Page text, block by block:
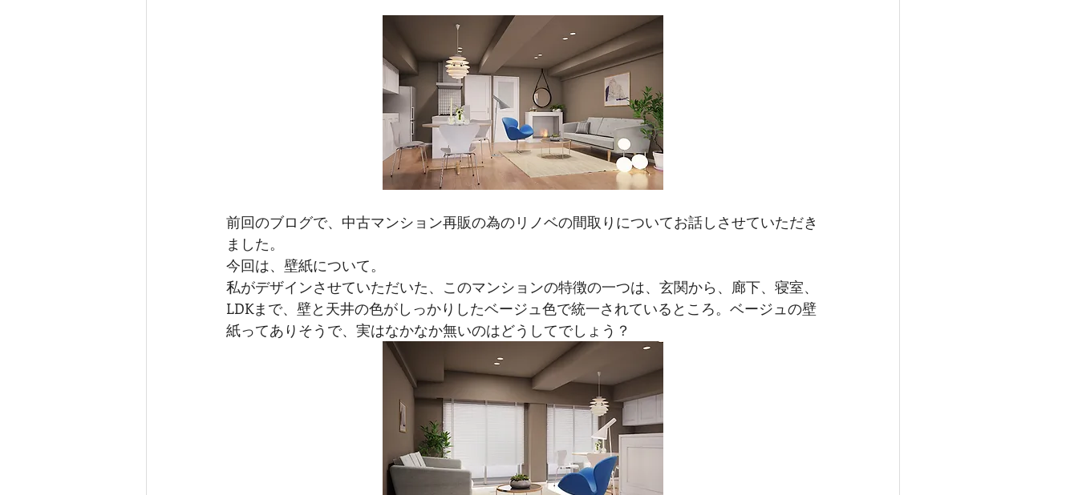
オーダーキッチン 建築
前回のブログで、中古マンション再販の為のリノベの間取りについてお話しさせていただき
ました。
今回は、壁紙について。
私がデザインさせていただいた、このマンションの特徴の一つは、玄関から、廊下、寝室、
LDKまで、壁と天井の色がしっかりしたベージュ色で統一されているところ。ベージュの壁
紙ってありそうで、実はなかなか無いのはどうしてでしょう？